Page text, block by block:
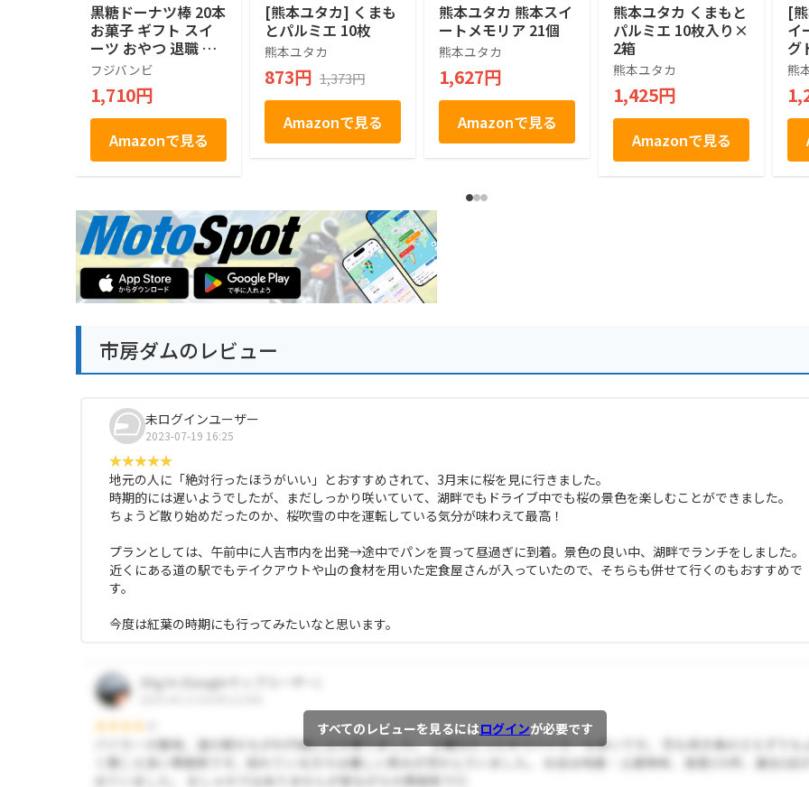
黒糖ドーナツ棒 20本
お菓子 ギフト スイ
ーツ おやつ 退職 お
礼 手土産 お土産 お
供え お取り寄せ 熊
本 フジバンビ
フジバンビ
1,710円
Amazonで見る
[熊本ユタカ] くまも
とパルミエ 10枚
熊本ユタカ
873円 1,373円
Amazonで見る
熊本ユタカ 熊本スイ
ートメモリア 21個
熊本ユタカ
1,627円
Amazonで見る
熊本ユタカ くまもと
パルミエ 10枚入り×
2箱
熊本ユタカ
1,425円
Amazonで見る
[
イ
グ
熊
市房ダムのレビュー
未ログインユーザー
2023-07-19 16:25
地元の人に「絶対行ったほうがいい」とおすすめされて、3月末に桜を見に行きました。
時期的には遅いようでしたが、まだしっかり咲いていて、湖畔でもドライブ中でも桜の景色を楽しむことができました。
ちょうど散り始めだったのか、桜吹雪の中を運転している気分が味わえて最高！
プランとしては、午前中に人吉市内を出発→途中でパンを買って昼過ぎに到着。景色の良い中、湖畔でランチをしました。
近くにある道の駅でもテイクアウトや山の食材を用いた定食屋さんが入っていたので、そちらも併せて行くのもおすすめで
す。
今度は紅葉の時期にも行ってみたいなと思います。
すべてのレビューを見るにはログインが必要です